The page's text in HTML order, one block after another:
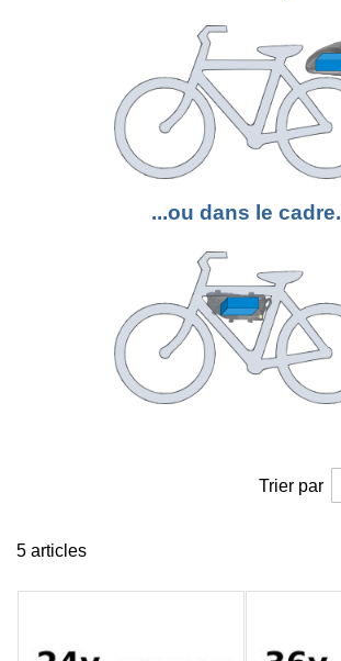
...ou dans le cadre.
5 articles
Trier par